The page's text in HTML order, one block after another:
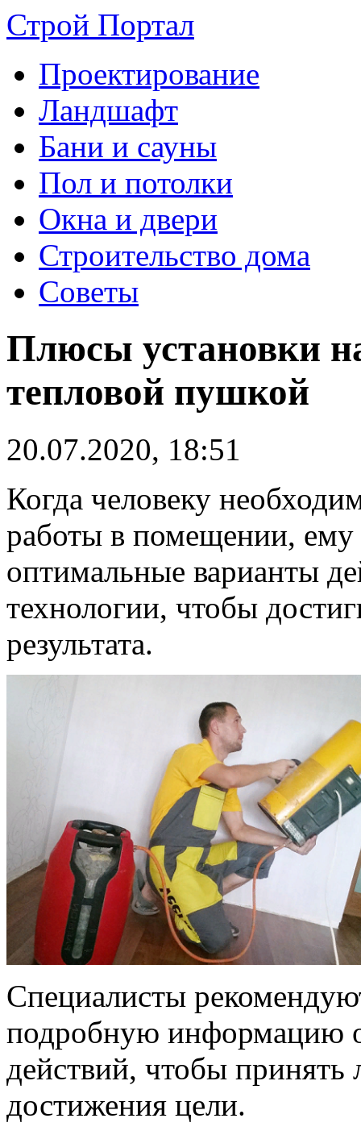
Строй Портал
Проектирование
Ландшафт
Бани и сауны
Пол и потолки
Окна и двери
Строительство дома
Советы
Плюсы установки
тепловой пушкой
20.07.2020, 18:51
Когда человеку
работы в помещении,
оптимальные варианты
технологии, чтобы
результата.
Специалисты
подробную информацию
действий, чтобы
достижения цели.